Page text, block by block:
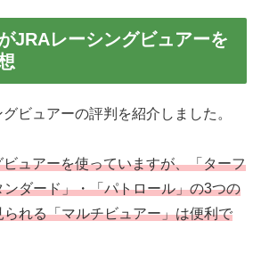
JRAレーシングビュアーを
ビュアーの評判を紹介しました。
ュアーを使っていますが、「ターフ
ダード」・「パトロール」の3つの
れる「マルチビュアー」は便利で